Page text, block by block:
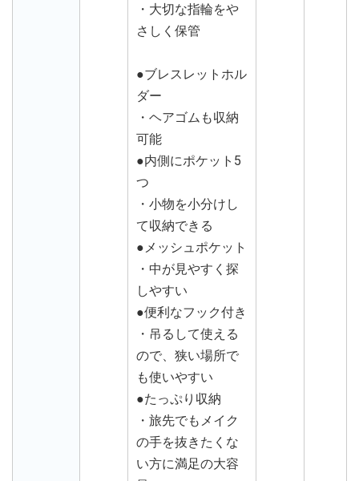
・大切な指輪をや
さしく保管
●ブレスレットホル
ダー
・ヘアゴムも収納
可能
●内側にポケット5
つ
・小物を小分けし
て収納できる
●メッシュポケット
・中が見やすく探
しやすい
●便利なフック付き
・吊るして使える
ので、狭い場所で
も使いやすい
●たっぷり収納
・旅先でもメイク
の手を抜きたくな
い方に満足の大容